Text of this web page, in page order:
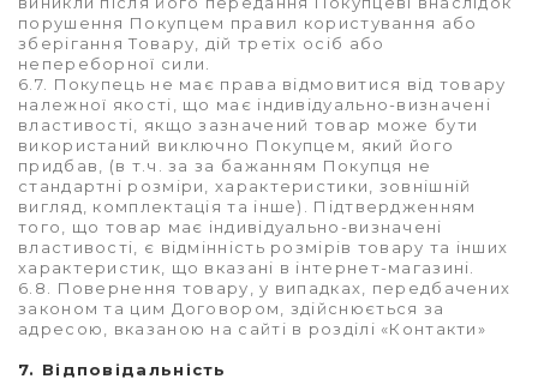
порушення Покупцем правил користування або
зберігання Товару, дій третіх осіб або
непереборної сили.
6.7. Покупець не має права відмовитися від товару
належної якості, що має індивідуально-визначені
властивості, якщо зазначений товар може бути
використаний виключно Покупцем, який його
придбав, (в т.ч. за за бажанням Покупця не
стандартні розміри, характеристики, зовнішній
вигляд, комплектація та інше). Підтвердженням
того, що товар має індивідуально-визначені
властивості, є відмінність розмірів товару та інших
характеристик, що вказані в інтернет-магазині.
6.8. Повернення товару, у випадках, передбачених
законом та цим Договором, здійснюється за
адресою, вказаною на сайті в розділі «Контакти»
7. Відповідальність